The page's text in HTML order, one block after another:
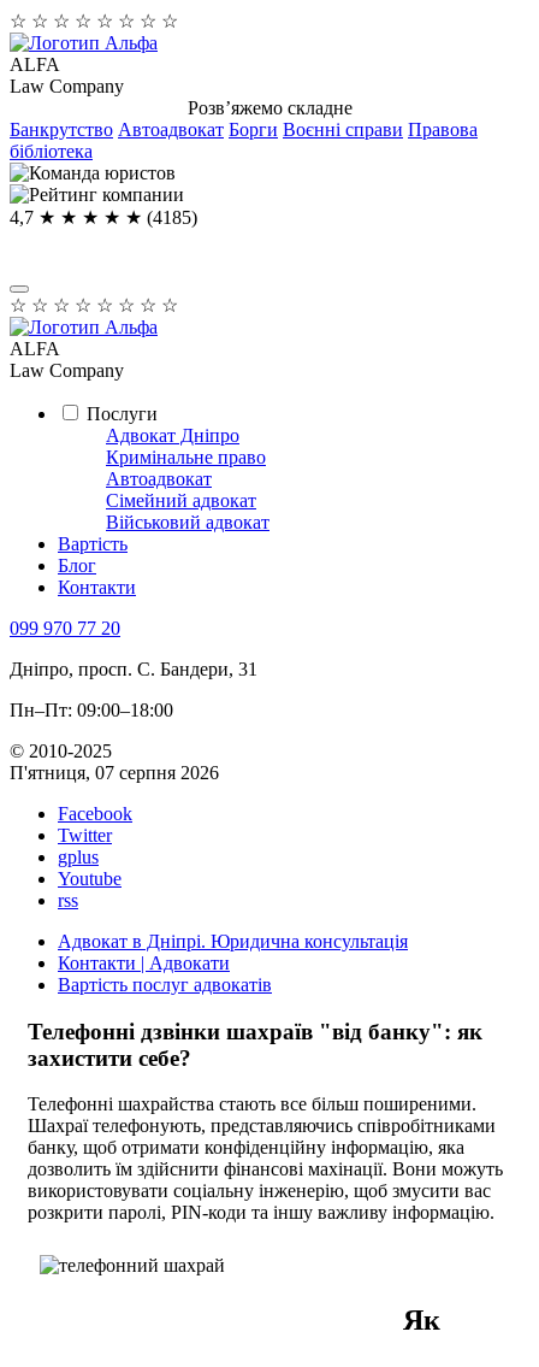
☆ ☆ ☆ ☆ ☆ ☆ ☆ ☆
ALFA
Law Company
Розв’яжемо складне
Банкрутство Автоадвокат Борги Воєнні справи Правова
бібліотека
4,7 ★ ★ ★ ★ ★ (4185)
☆ ☆ ☆ ☆ ☆ ☆ ☆ ☆
ALFA
Law Company
Послуги
Адвокат Дніпро
Кримінальне право
Автоадвокат
Сімейний адвокат
Військовий адвокат
Вартість
Блог
Контакти
099 970 77 20
Дніпро, просп. С. Бандери, 31
Пн–Пт: 09:00–18:00
© 2010-2025
П'ятниця, 07 серпня 2026
Facebook
Twitter
gplus
Youtube
rss
Адвокат в Дніпрі. Юридична консультація
Контакти | Адвокати
Вартість послуг адвокатів
Телефонні дзвінки шахраїв "від банку": як
захистити себе?
Телефонні шахрайства стають все більш поширеними.
Шахраї телефонують, представляючись співробітниками
банку, щоб отримати конфіденційну інформацію, яка
дозволить їм здійснити фінансові махінації. Вони можуть
використовувати соціальну інженерію, щоб змусити вас
розкрити паролі, PIN-коди та іншу важливу інформацію.
Як